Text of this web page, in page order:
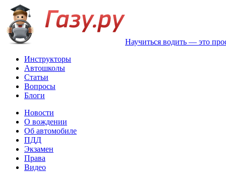
Научиться водить — это
Инструкторы
Автошколы
Статьи
Вопросы
Блоги
Новости
О вождении
Об автомобиле
ПДД
Экзамен
Права
Видео